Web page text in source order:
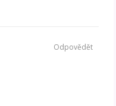
Odpovědět